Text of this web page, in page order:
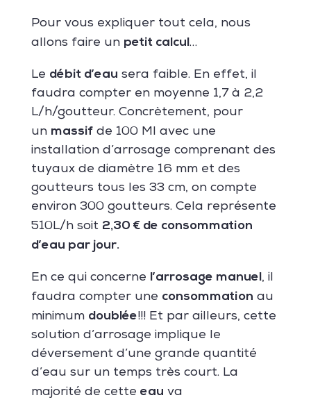
Pour vous expliquer tout cela, nous
allons faire un petit calcul…
Le débit d’eau sera faible. En effet, il
faudra compter en moyenne 1,7 à 2,2
L/h/goutteur. Concrètement, pour
un massifde 100 Ml avec une
installation d’arrosage comprenant des
tuyaux de diamètre 16 mm et des
goutteurs tous les 33 cm, on compte
environ 300 goutteurs. Cela représente
510L/h soit 2,30 € de consommation
d’eau par jour.
En ce qui concerne l’arrosage manuel, il
faudra compter une consommation au
minimum doublée!!! Et par ailleurs, cette
solution d’arrosage implique le
déversement d’une grande quantité
d’eau sur un temps très court. La
majorité de cette eau va